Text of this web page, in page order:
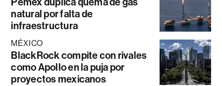
natural por falta de
infraestructura
MÉXICO
BlackRock compite con rivales
como Apollo en la puja por
proyectos mexicanos